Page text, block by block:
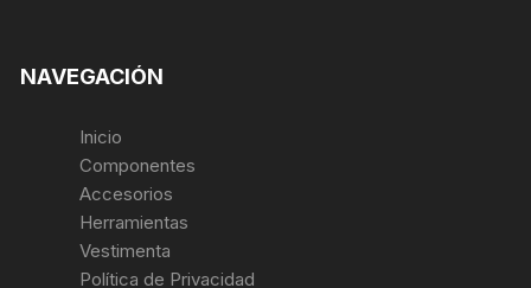
NAVEGACIÓN
Inicio
Componentes
Accesorios
Herramientas
Vestimenta
Política de Privacidad